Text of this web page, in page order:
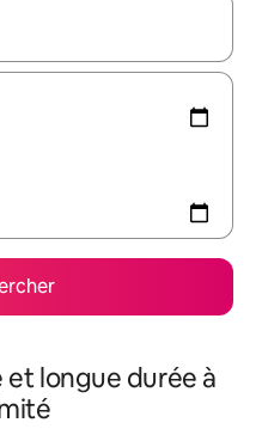
utilisez les flèches vers le
longue durée à